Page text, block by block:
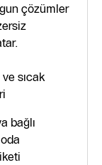
çözümler
sıcak
bağlı